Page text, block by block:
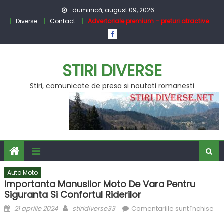
duminică, august 09, 2026
Diverse
Contact Advertoriale premium – preturi atractive
STIRI DIVERSE
Stiri, comunicate de presa si noutati romanesti
Auto Moto
Importanta Manusilor Moto De Vara Pentru
Siguranta Si Confortul Riderilor
Posted
21 aprilie 2024 Author
stiridiverse33 Comentariile sunt închise